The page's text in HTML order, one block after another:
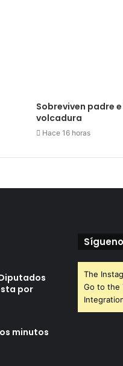
Sobreviven padre
volcadura
Hace 16 horas
por
minutos
The
Go to the